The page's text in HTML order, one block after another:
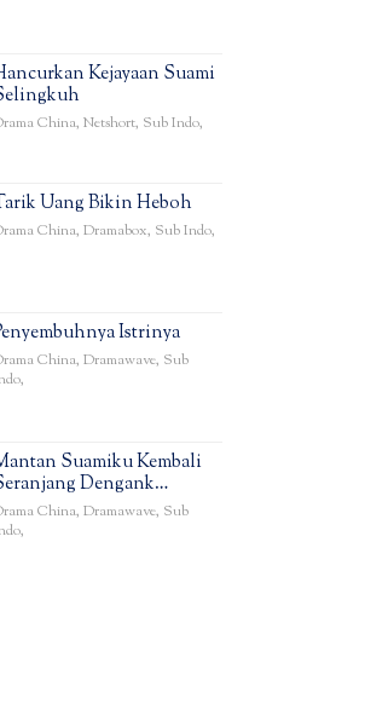
Kejayaan Suami
China, Netshort, Sub Indo,
Uang Bikin Heboh
China, Dramabox, Sub Indo,
Istrinya
China, Dramawave, Sub
,
Suamiku Kembali
Dengank…
China, Dramawave, Sub
,